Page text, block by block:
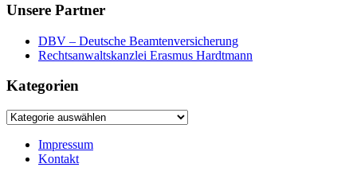
Unsere Partner
DBV – Deutsche Beamtenversicherung
Rechtsanwaltskanzlei Erasmus Hardtmann
Kategorien
Kategorien
Impressum
Kontakt